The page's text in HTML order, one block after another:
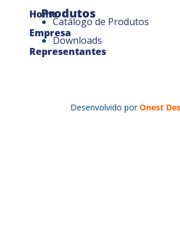
Home
Empresa
Representantes
Produtos
Catálogo de Produtos
Downloads
Desenvolvido por Onest